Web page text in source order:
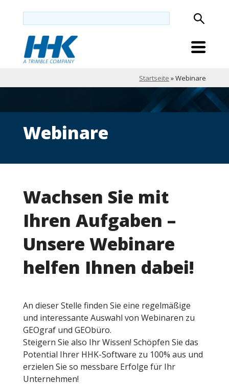
Startseite »Webinare
Webinare
Wachsen Sie mit
Ihren Aufgaben –
Unsere Webinare
helfen Ihnen dabei!
An dieser Stelle finden Sie eine regelmäßige
und interessante Auswahl von Webinaren zu
GEOgraf und GEObüro.
Steigern Sie also Ihr Wissen! Schöpfen Sie das
Potential Ihrer HHK-Software zu 100% aus und
erzielen Sie so messbare Erfolge für Ihr
Unternehmen!